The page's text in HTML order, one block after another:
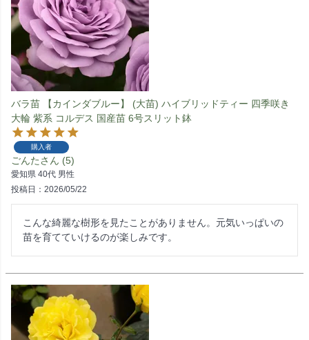
バラ苗 【カインダブルー】 (大苗) ハイブリッドティー 四季咲き
大輪 紫系 コルデス 国産苗 6号スリット鉢
購入者
ごんた 5
愛知県 40代 男性
投稿日
2026/05/22
こんな綺麗な樹形を見たことがありません。元気いっぱいの
苗を育てていけるのが楽しみです。